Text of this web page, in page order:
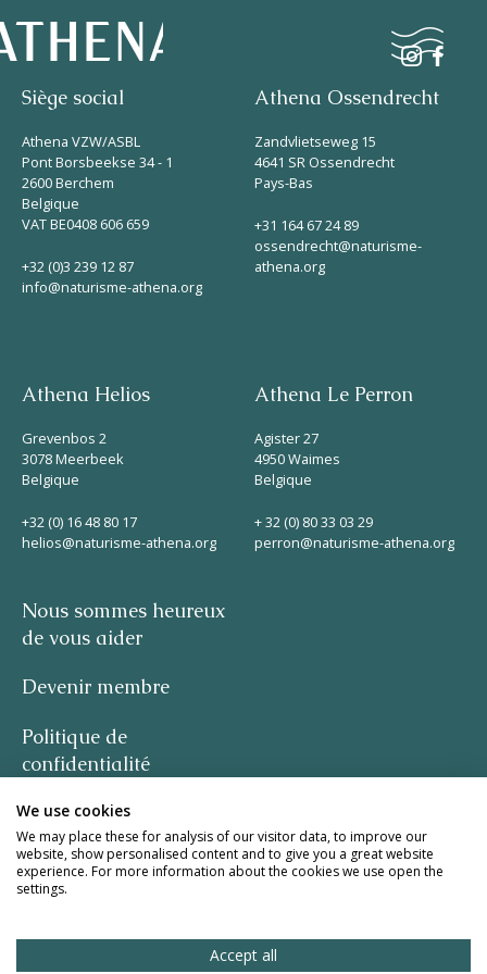
Naturisme
Communauté
Calendrier
Parcs
Ossendrecht
Le Perron
Helios
Apple App Store
Siège social
Athena VZW/ASBL
Pont Borsbeekse 34 - 1
2600 Berchem
Belgique
VAT BE0408 606 659
+32 (0)3 239 12 87
info@naturisme-athena.org
Athena Ossendrecht
Zandvlietseweg 15
4641 SR Ossendrecht
Pays-Bas
+31 164 67 24 89
ossendrecht@naturisme-
athena.org
Athena Helios
Grevenbos 2
3078 Meerbeek
Belgique
+32 (0) 16 48 80 17
helios@naturisme-athena.org
Athena Le Perron
Agister 27
4950 Waimes
Belgique
+ 32 (0) 80 33 03 29
perron@naturisme-athena.org
Nous sommes heureux
de vous aider
Devenir membre
Politique de
confidentialité
-
citation de Rosie Haine
We use cookies
We may place these for analysis of our visitor data, to improve our
website, show personalised content and to give you a great website
experience. For more information about the cookies we use open the
settings.
Accept all